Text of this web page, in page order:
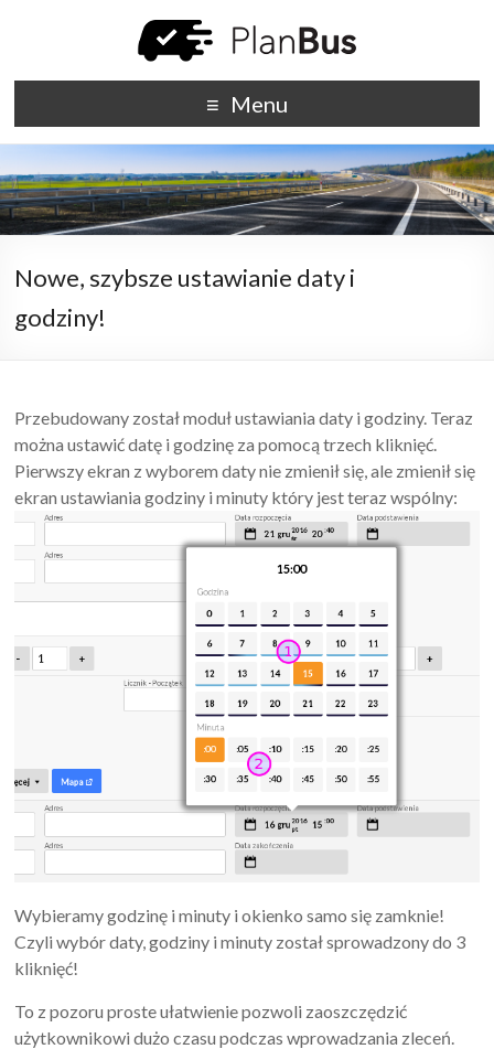
Menu
Nowe, szybsze ustawianie daty i
godziny!
Przebudowany został moduł ustawiania daty i godziny. Teraz
można ustawić datę i godzinę za pomocą trzech kliknięć.
Pierwszy ekran z wyborem daty nie zmienił się, ale zmienił się
ekran ustawiania godziny i minuty który jest teraz wspólny:
Wybieramy godzinę i minuty i okienko samo się zamknie!
Czyli wybór daty, godziny i minuty został sprowadzony do 3
kliknięć!
To z pozoru proste ułatwienie pozwoli zaoszczędzić
użytkownikowi dużo czasu podczas wprowadzania zleceń.